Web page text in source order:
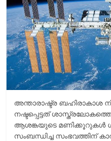
അന്താരാഷ്ട്ര ബഹിരാകാശ
നഷ്ടപ്പെട്ടത് ശാസ്ത്രലോകത്തെ
ആശങ്കയുടെ മണിക്കൂറുകള്‍
സംബന്ധിച്ച സംഭവത്തിന്